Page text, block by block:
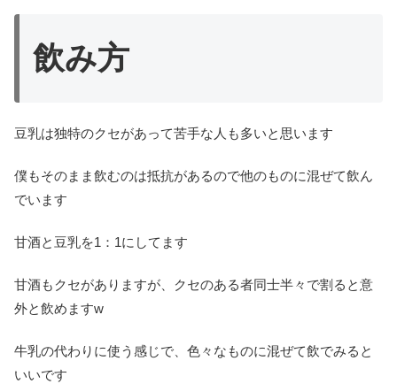
飲み方
豆乳は独特のクセがあって苦手な人も多いと思います
僕もそのまま飲むのは抵抗があるので他のものに混ぜて飲ん
でいます
甘酒と豆乳を1：1にしてます
甘酒もクセがありますが、クセのある者同士半々で割ると意
外と飲めますw
牛乳の代わりに使う感じで、色々なものに混ぜて飲でみると
いいです